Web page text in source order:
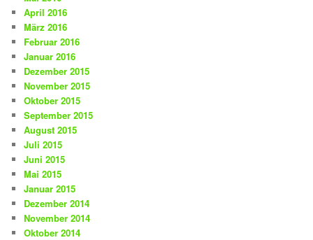
April 2016
März 2016
Februar 2016
Januar 2016
Dezember 2015
November 2015
Oktober 2015
September 2015
August 2015
Juli 2015
Juni 2015
Mai 2015
Januar 2015
Dezember 2014
November 2014
Oktober 2014